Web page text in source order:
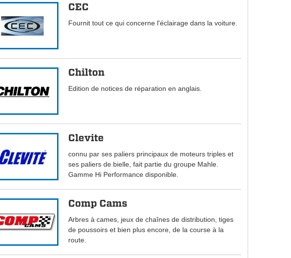
CEC
Fournit tout ce qui concerne l'éclairage dans la voiture.
Chilton
Edition de notices de réparation en anglais.
Clevite
connu par ses paliers principaux de moteurs triples et
ses paliers de bielle, fait partie du groupe Mahle.
Gamme Hi Performance disponible.
Comp Cams
Arbres à cames, jeux de chaînes de distribution, tiges
de poussoirs et bien plus encore, de la course à la
route.